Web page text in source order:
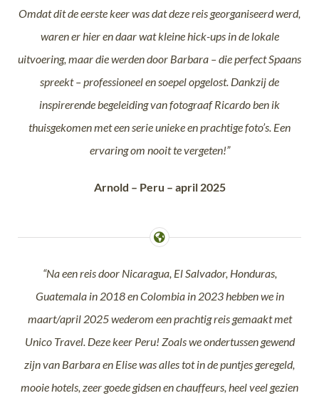
Omdat dit de eerste keer was dat deze reis georganiseerd werd,
waren er hier en daar wat kleine hick-ups in de lokale
uitvoering, maar die werden door Barbara – die perfect Spaans
spreekt – professioneel en soepel opgelost. Dankzij de
inspirerende begeleiding van fotograaf Ricardo ben ik
thuisgekomen met een serie unieke en prachtige foto’s. Een
ervaring om nooit te vergeten!”
Arnold – Peru – april 2025
“Na een reis door Nicaragua, El Salvador, Honduras,
Guatemala in 2018 en Colombia in 2023 hebben we in
maart/april 2025 wederom een prachtig reis gemaakt met
Unico Travel. Deze keer Peru! Zoals we ondertussen gewend
zijn van Barbara en Elise was alles tot in de puntjes geregeld,
mooie hotels, zeer goede gidsen en chauffeurs, heel veel gezien